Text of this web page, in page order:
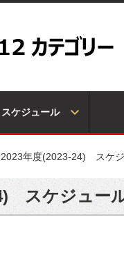
スケジュール
2023年度(2023-24) スケ
スケジュー